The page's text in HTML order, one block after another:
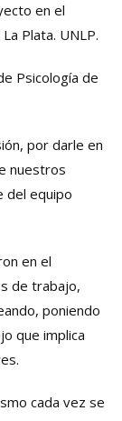
en el
Plata. UNLP.
Psicología de
por darle en
nuestros
del equipo
en el
de trabajo,
poniendo
que implica
cada vez se